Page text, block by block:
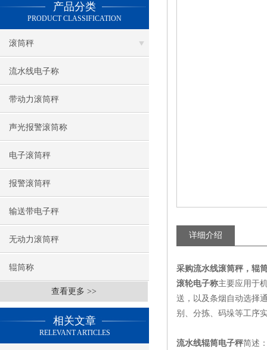
产品分类
PRODUCT CLASSIFICATION
滚筒秤
流水线电子称
带动力滚筒秤
声光报警滚筒称
电子滚筒秤
报警滚筒秤
输送带电子秤
无动力滚筒秤
辊筒称
查看更多 >>
相关文章
RELEVANT ARTICLES
详细介绍
采购流水线滚筒秤，辊
滚轮电子称主要应用于
送，以及条烟自动选择
别、分拣、码垛等工序
流水线辊筒电子秤简述